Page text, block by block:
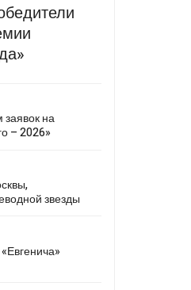
заявок на
– 2026»
звезды